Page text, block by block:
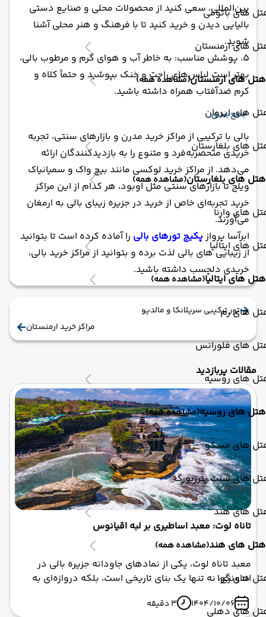
های باتومی
های ارمنستان
هتل های ارمنستان(مشاهده همه)
های ایروان
های بلغارستان
هتل های بلغارستان(مشاهده همه)
های وارنا
های ایتالیا
هتل های ایتالیا(مشاهده همه)
های رم
های فلورانس
های روسیه
هتل های روسیه(مشاهده همه)
های مسکو
های سنت پترزبورگ
های هند
هتل های هند(مشاهده همه)
های گوا
های دهلی
بین‌المللی، سعی کنید از محصولات محلی و صنایع دستی
بالیایی دیدن و خرید کنید تا با فرهنگ و هنر محلی آشنا
شوید.
5. پوشش مناسب: به خاطر آب و هوای گرم و مرطوب بالی،
بهتر است لباس‌های راحت و خنک بپوشید و حتماً کلاه و
کرم ضدآفتاب همراه داشته باشید.
جمع‌بندی
بالی با ترکیبی از مراکز خرید مدرن و بازارهای سنتی، تجربه
خریدی منحصربه‌فرد و متنوع را به بازدیدکنندگان ارائه
می‌دهد. از مراکز خرید لوکسی مانند بیچ واک و سمیانیاک
ویلج تا بازارهای سنتی مثل اوبود، هر کدام از این مراکز
خرید تجربه‌ای خاص از خرید در جزیره زیبای بالی به ارمغان
می‌آورند.
ابرآسا پروازپکیج تورهای بالی را آماده کرده است تا بتوانید
از زیبایی های بالی لذت برده و بتوانید از مراکز خرید بالی،
خریدی دلچسب داشته باشید.
تور ترکیبی سریلانکا و مالدیو
مراکز خرید ارمنستان
مقالات پربازدید
تاناه لوت: معبد اساطیری بر لبه اقیانوس
معبد تاناه لوت، یکی از نمادهای جاودانه جزیره بالی در
اندونزی، نه تنها یک بنای تاریخی است، بلکه دروازه‌ای به
دنیای اساطیری هندوها محسوب می‌شود. تصور کنید بر
روی صخره‌ای بلند در میان اقیانوس هند ایستاده‌اید، جایی
1404/10/06 3 دقیقه